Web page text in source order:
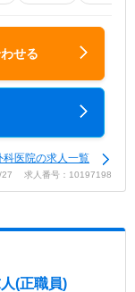
せる
科医院の求人一覧
27 求人番号：10197198
(正職員)